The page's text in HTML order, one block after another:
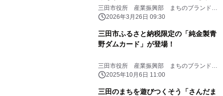
特別な体験を ～
三田市役所 産業振興部 まちのブランド観
光課2026年3月26日 09:30
三田市ふるさと納税限定の「純金製青
野ダムカード」が登場！
三田市役所 産業振興部 まちのブランド観
光課2025年10月6日 11:00
三田のまちを遊びつくそう「さんだま